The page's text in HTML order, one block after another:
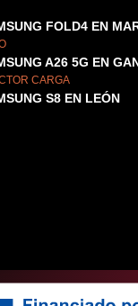
FOLD4 EN
A26 5G EN
CARGA
S8 EN LEÓN